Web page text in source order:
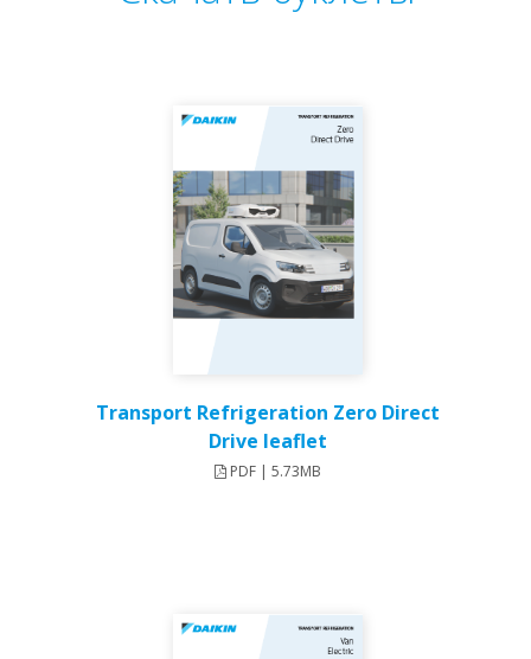
Transport Refrigeration Zero Direct
Drive leaflet
PDF | 5.73MB